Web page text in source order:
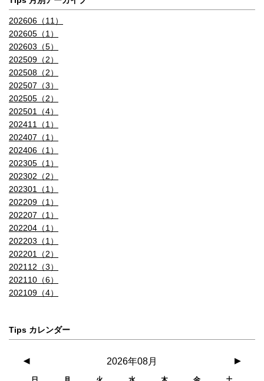
202606（11）
202605（1）
202603（5）
202509（2）
202508（2）
202507（3）
202505（2）
202501（4）
202411（1）
202407（1）
202406（1）
202305（1）
202302（2）
202301（1）
202209（1）
202207（1）
202204（1）
202203（1）
202201（2）
202112（3）
202110（6）
202109（4）
Tips カレンダー
2026年08月
◀ ▶